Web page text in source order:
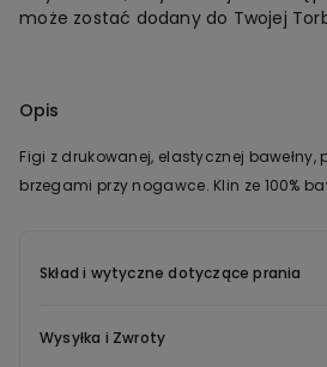
może zostać dodany do Twojej
Opis
Figi z drukowanej, elastycznej bawełny,
brzegami przy nogawce. Klin ze 100%
Skład i wytyczne dotyczące prania
Wysyłka i Zwroty